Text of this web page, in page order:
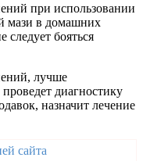
при использовании
мази в домашних
бояться
лучше
диагностику
назначит лечение
сайта